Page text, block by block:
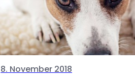
8. November 2018